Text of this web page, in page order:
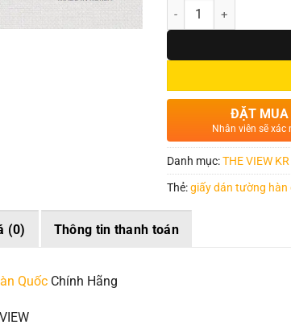
Số lượng
ĐẶT MUA
Nhân viên sẽ
Danh mục:THE VIEW KR
Thẻ:giấy dán tường hàn
(0) Thông tin thanh toán
Quốc Chính Hãng